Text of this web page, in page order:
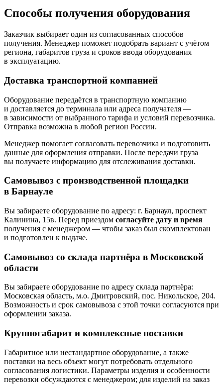
Способы получения оборудования
Заказчик выбирает один из согласованных способов
получения. Менеджер поможет подобрать вариант с учётом
региона, габаритов груза и сроков ввода оборудования
в эксплуатацию.
Доставка транспортной компанией
Оборудование передаётся в транспортную компанию
и доставляется до терминала или адреса получателя —
в зависимости от выбранного тарифа и условий перевозчика.
Отправка возможна в любой регион России.
Менеджер помогает согласовать перевозчика и подготовить
данные для оформления отправки. После передачи груза
вы получаете информацию для отслеживания доставки.
Самовывоз с производственной площадки
в Барнауле
Вы забираете оборудование по адресу: г. Барнаул, проспект
Калинина, 15в. Перед приездом согласуйте дату и время
получения с менеджером — чтобы заказ был скомплектован
и подготовлен к выдаче.
Самовывоз со склада партнёра в Московской
области
Вы забираете оборудование по адресу склада партнёра:
Московская область, м.о. Дмитровский, пос. Никольское, 204.
Возможность и срок самовывоза с этой точки согласуются при
оформлении заказа.
Крупногабарит и комплексные поставки
Габаритное или нестандартное оборудование, а также
поставки на весь объект могут потребовать отдельного
согласования логистики. Параметры изделия и особенности
перевозки обсуждаются с менеджером; для изделий на заказ